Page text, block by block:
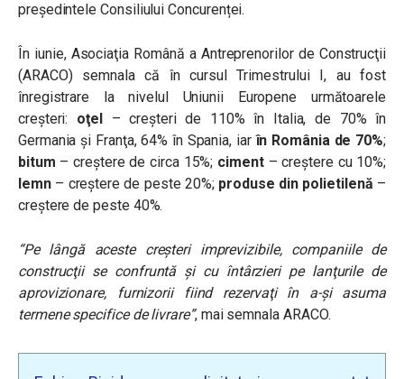
președintele Consiliului Concurenței.
În iunie, Asociaţia Română a Antreprenorilor de Construcţii
(ARACO) semnala că în cursul Trimestrului I, au fost
înregistrare la nivelul Uniunii Europene următoarele
creşteri: oţel– creşteri de 110% în Italia, de 70% în
Germania şi Franţa, 64% în Spania, iarîn România de 70%;
bitum – creştere de circa 15%; ciment– creştere cu 10%;
lemn– creştere de peste 20%; produse din polietilenă –
creştere de peste 40%.
“Pe lângă aceste creşteri imprevizibile, companiile de
construcţii se confruntă şi cu întârzieri pe lanţurile de
aprovizionare, furnizorii fiind rezervaţi în a-şi asuma
termene specifice de livrare”, mai semnala ARACO.